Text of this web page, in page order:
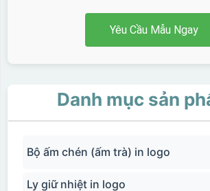
Yêu Cầu Mẫu Ngay
Danh mục sản
Bộ ấm chén (ấm trà) in logo
Ly giữ nhiệt in logo